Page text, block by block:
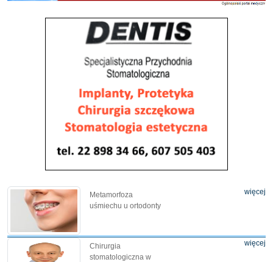
Metamorfoza
uśmiechu u ortodonty
więcej
Chirurgia
stomatologiczna w
więcej